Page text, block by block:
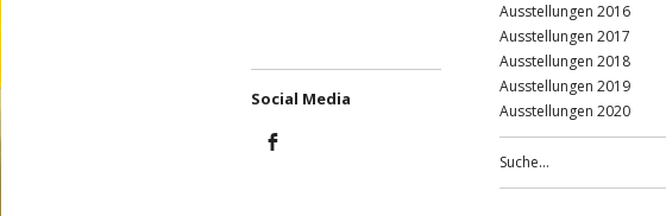
Ausstellungen 2016
Ausstellungen 2017
Ausstellungen 2018
Ausstellungen 2019
Ausstellungen 2020
Social Media